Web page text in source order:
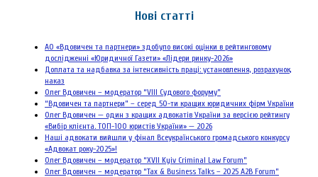
Нові статті
АО «Вдовичен та партнери» здобуло високі оцінки в рейтинговому
дослідженні «Юридичної Газети» «Лідери ринку-2026»
Доплата та надбавка за інтенсивність праці: установлення, розрахунок,
наказ
Олег Вдовичен – модератор “VIII Судового форуму”
“Вдовичен та партнери” – серед 50-ти кращих юридичних фірм України
Олег Вдовичен — один з кращих адвокатів України за версією рейтингу
«Вибір клієнта. ТОП-100 юристів України» — 2026
Наші адвокати вийшли у фінал Всеукраїнського громадського конкурсу
«Адвокат року-2025»!
Олег Вдовичен – модератор “XVII Kyiv Criminal Law Forum”
Олег Вдовичен – модератор “Tax & Business Talks – 2025 A2B Forum”